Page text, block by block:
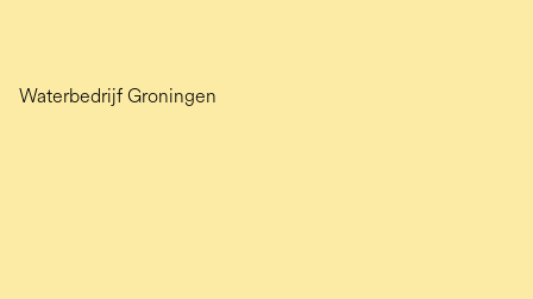
Waterbedrijf Groningen